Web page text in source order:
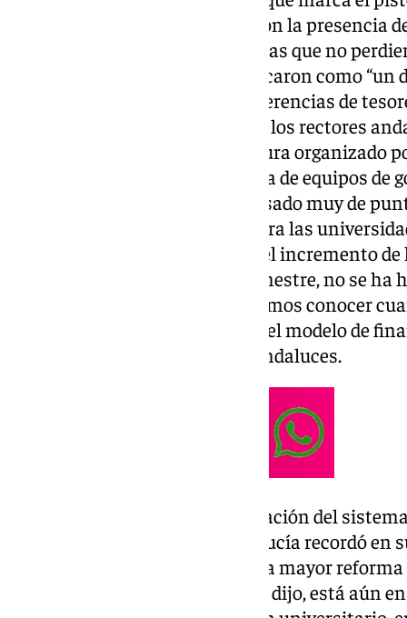
del curso universitario, contó con la presencia
universidades públicas andaluzas que no
Juanma Moreno a las que calificaron como
concreta las prometidas transferencias de
universidades”. En este sentido, los rectores
sido un excelente acto de apertura organizado
muy nutrida y nunca antes vista de equipos de
andaluzas, “el Presidente ha pasado muy de
que son de vital importancia para las
buena noticia relacionada con el incremento
adicionales este mismo cuatrimestre, no se
respecto”, argumentan. “Esperemos conocer
fundamental para cumplir con el modelo de
dotado”, apuntan los rectores andaluces.
En cuanto al modelo de financiación del
presidente de la Junta de Andalucía recordó en
últimos años se ha acometido la mayor
décadas. Un proceso que, según dijo, está aún